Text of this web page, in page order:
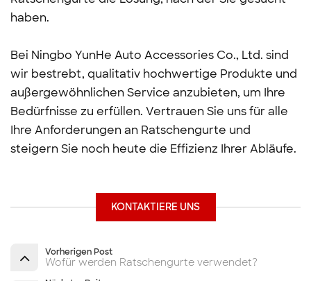
haben.
Bei Ningbo YunHe Auto Accessories Co., Ltd. sind
wir bestrebt, qualitativ hochwertige Produkte und
außergewöhnlichen Service anzubieten, um Ihre
Bedürfnisse zu erfüllen. Vertrauen Sie uns für alle
Ihre Anforderungen an Ratschengurte und
steigern Sie noch heute die Effizienz Ihrer Abläufe.
KONTAKTIERE UNS
Vorherigen Post
Wofür werden Ratschengurte verwendet?